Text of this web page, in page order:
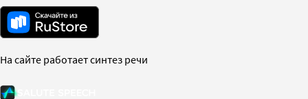
На сайте работает синтез речи